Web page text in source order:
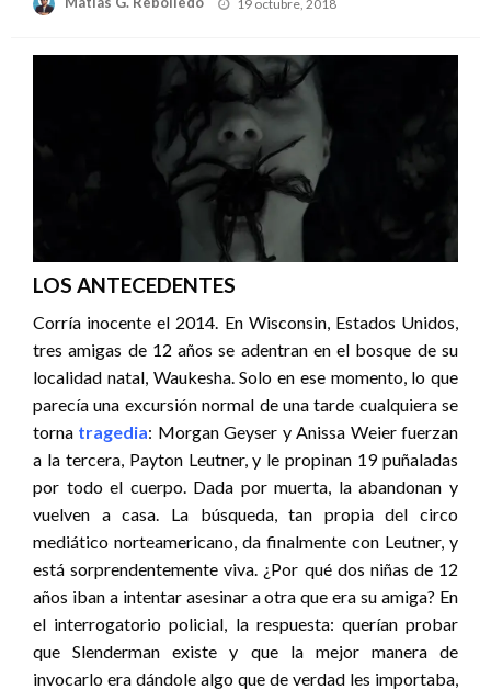
19 octubre, 2018
LOS ANTECEDENTES
Corría inocente el 2014. En Wisconsin, Estados Unidos,
tres amigas de 12 años se adentran en el bosque de su
localidad natal, Waukesha. Solo en ese momento, lo que
parecía una excursión normal de una tarde cualquiera se
torna tragedia: Morgan Geyser y Anissa Weier fuerzan
a la tercera, Payton Leutner, y le propinan 19 puñaladas
por todo el cuerpo. Dada por muerta, la abandonan y
vuelven a casa. La búsqueda, tan propia del circo
mediático norteamericano, da finalmente con Leutner, y
está sorprendentemente viva. ¿Por qué dos niñas de 12
años iban a intentar asesinar a otra que era su amiga? En
el interrogatorio policial, la respuesta: querían probar
que Slenderman existe y que la mejor manera de
invocarlo era dándole algo que de verdad les importaba,